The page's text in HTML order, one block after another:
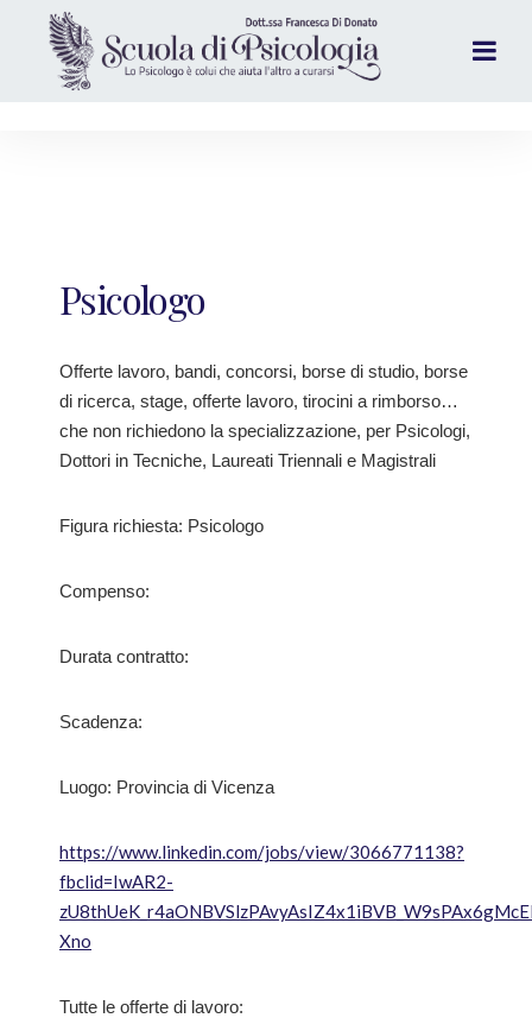
Psicologo
Offerte lavoro, bandi, concorsi, borse di studio, borse
di ricerca, stage, offerte lavoro, tirocini a rimborso…
che non richiedono la specializzazione, per Psicologi,
Dottori in Tecniche, Laureati Triennali e Magistrali
Figura richiesta: Psicologo
Compenso:
Durata contratto:
Scadenza:
Luogo: Provincia di Vicenza
https://www.linkedin.com/jobs/view/3066771138?
fbclid=IwAR2-
Xno
Tutte le offerte di lavoro: